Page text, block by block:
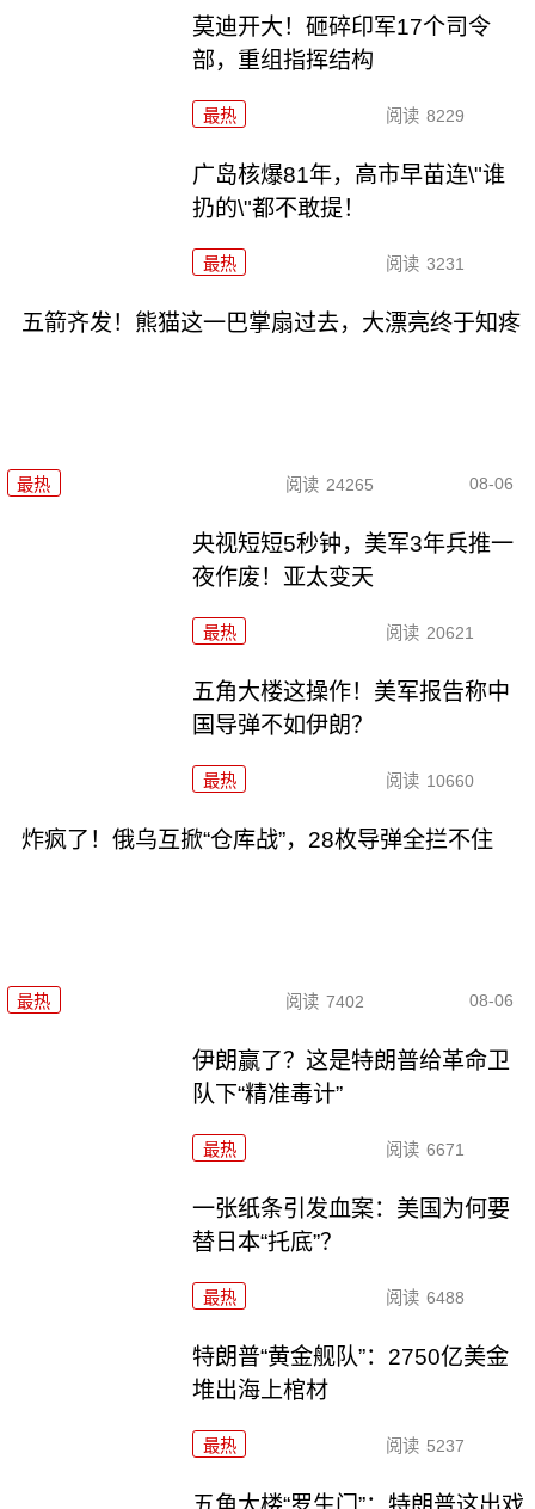
莫迪开大！砸碎印军17个司令
部，重组指挥结构
最热 阅读 8229
广岛核爆81年，高市早苗连\"谁
扔的\"都不敢提！
最热 阅读 3231
五箭齐发！熊猫这一巴掌扇过去，大漂亮终于知疼
最热 阅读 24265 08-06
央视短短5秒钟，美军3年兵推一
夜作废！亚太变天
最热 阅读 20621
五角大楼这操作！美军报告称中
国导弹不如伊朗？
最热 阅读 10660
炸疯了！俄乌互掀“仓库战”，28枚导弹全拦不住
最热 阅读 7402 08-06
伊朗赢了？这是特朗普给革命卫
队下“精准毒计”
最热 阅读 6671
一张纸条引发血案：美国为何要
替日本“托底”？
最热 阅读 6488
特朗普“黄金舰队”：2750亿美金
堆出海上棺材
最热 阅读 5237